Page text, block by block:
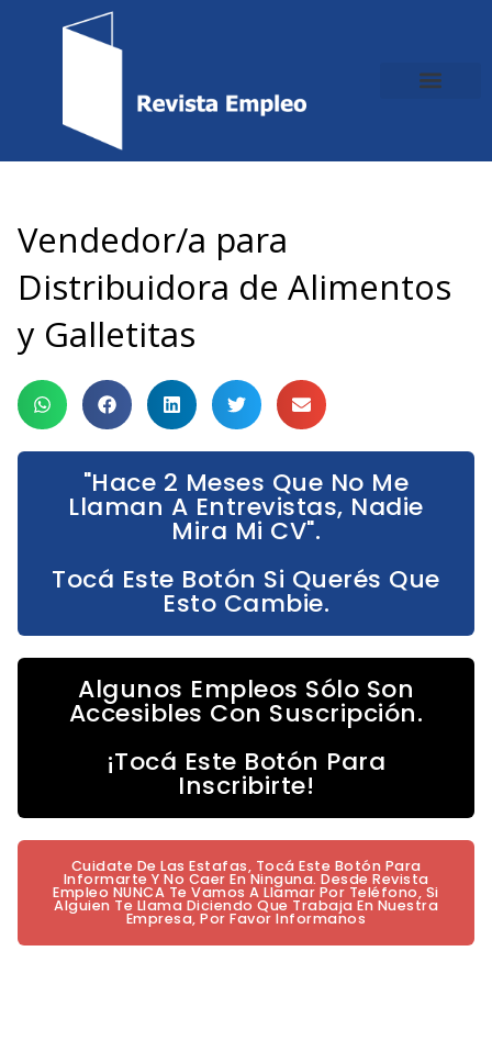
Vendedor/a para
Distribuidora de Alimentos
y Galletitas
"Hace 2 Meses Que No Me
Llaman A Entrevistas, Nadie
Mira Mi CV".
Tocá Este Botón Si Querés Que
Esto Cambie.
Algunos Empleos Sólo Son
Accesibles Con Suscripción.
¡Tocá Este Botón Para
Inscribirte!
Cuidate De Las Estafas, Tocá Este Botón Para
Informarte Y No Caer En Ninguna. Desde Revista
Empleo NUNCA Te Vamos A Llamar Por Teléfono, Si
Alguien Te Llama Diciendo Que Trabaja En Nuestra
Empresa, Por Favor Informanos